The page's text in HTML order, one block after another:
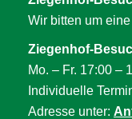
Wir bitten um
Ziegenhof-
Mo. – Fr. 17:00 –
Individuelle
Adresse unter: